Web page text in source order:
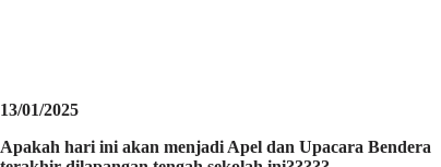
13/01/2025
Apakah hari ini akan menjadi Apel dan Upacara Bendera